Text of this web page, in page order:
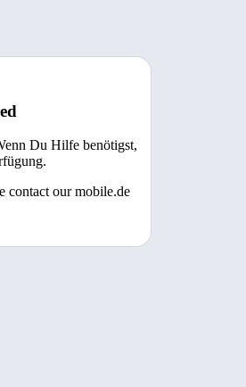
Du Hilfe benötigst,
contact our mobile.de